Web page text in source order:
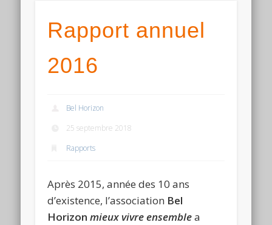
Rapport annuel
2016
Bel Horizon
25 septembre 2018
Rapports
Après 2015, année des 10 ans
d’existence, l’association Bel
Horizonmieux vivre ensemblea